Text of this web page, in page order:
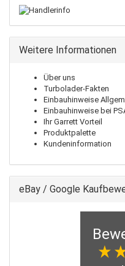
Weitere Informationen
Über uns
Turbolader-Fakten
Einbauhinweise
Einbauhinweise bei
Ihr Garrett Vorteil
Produktpalette
Kundeninformation
eBay / Google